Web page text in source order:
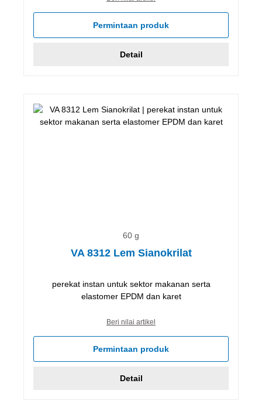
Permintaan produk
Detail
60 g
VA 8312 Lem Sianokrilat
perekat instan untuk sektor makanan serta
elastomer EPDM dan karet
Beri nilai artikel
Permintaan produk
Detail